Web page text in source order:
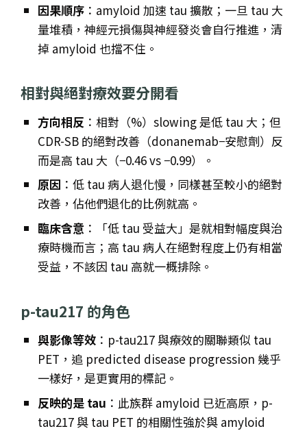
因果順序 ：amyloid 加速 tau 擴散；一旦 tau 大
量堆積，神經元損傷與神經發炎會自行推進，清
掉 amyloid 也擋不住。
相對與絕對療效要分開看
方向相反 ：相對（%）slowing 是低 tau 大；但
CDR-SB 的絕對改善（donanemab−安慰劑）反
而是高 tau 大（−0.46 vs −0.99）。
原因 ：低 tau 病人退化慢，同樣甚至較小的絕對
改善，佔他們退化的比例就高。
臨床含意 ：「低 tau 受益大」是就相對幅度與治
療時機而言；高 tau 病人在絕對程度上仍有相當
受益，不該因 tau 高就一概排除。
p-tau217 的角色
與影像等效 ：p-tau217 與療效的關聯類似 tau
PET，追 predicted disease progression 幾乎
一樣好，是更實用的標記。
反映的是 tau ：此族群 amyloid 已近高原，p-
tau217 與 tau PET 的相關性強於與 amyloid